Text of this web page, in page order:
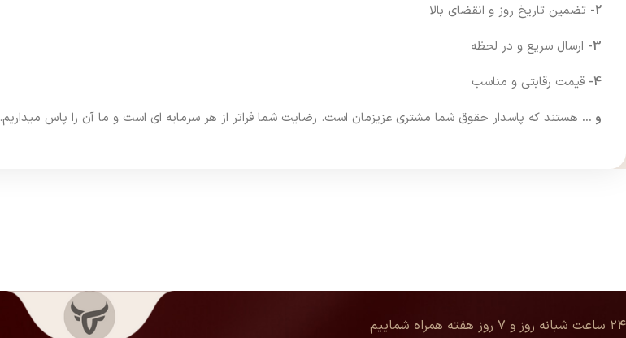
2- تضمین تاریخ روز و انقضای بالا
3- ارسال سریع و در لحظه
4- قیمت رقابتی و مناسب
و … هستند که پاسدار حقوق شما مشتری عزیزمان است. رضایت شما فراتر از هر سرمایه ای است و ما آن را پاس میداریم.
۲۴ ساعت شبانه روز و ۷ روز هفته همراه شماییم